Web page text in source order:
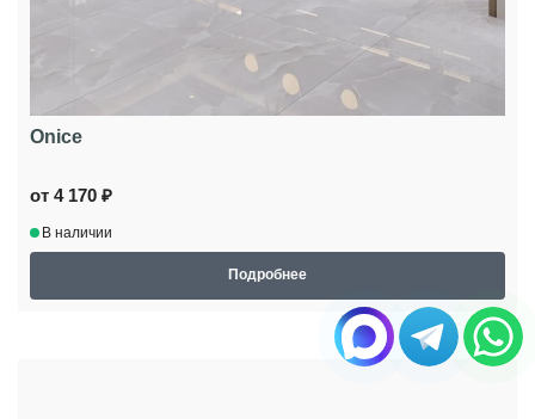
Onice
от 4 170 ₽
В наличии
Подробнее